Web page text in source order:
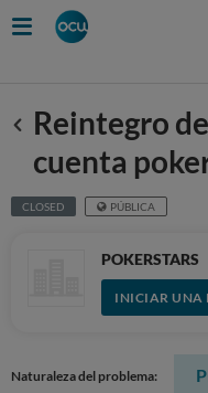
Anterior
Reintegro
cuenta
CLOSED PÚBLICA
POKERSTARS
INICIAR UNA
Naturaleza del problema: